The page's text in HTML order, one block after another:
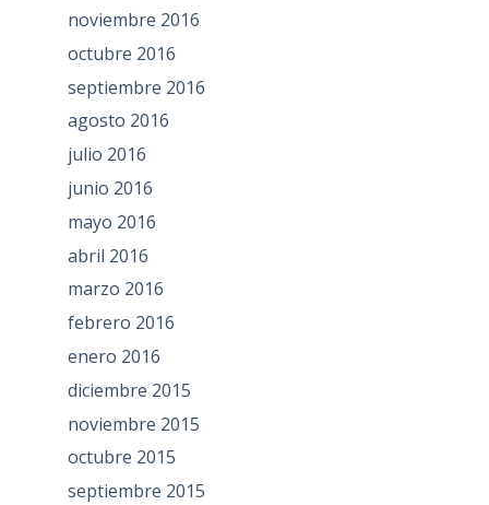
noviembre 2016
octubre 2016
septiembre 2016
agosto 2016
julio 2016
junio 2016
mayo 2016
abril 2016
marzo 2016
febrero 2016
enero 2016
diciembre 2015
noviembre 2015
octubre 2015
septiembre 2015